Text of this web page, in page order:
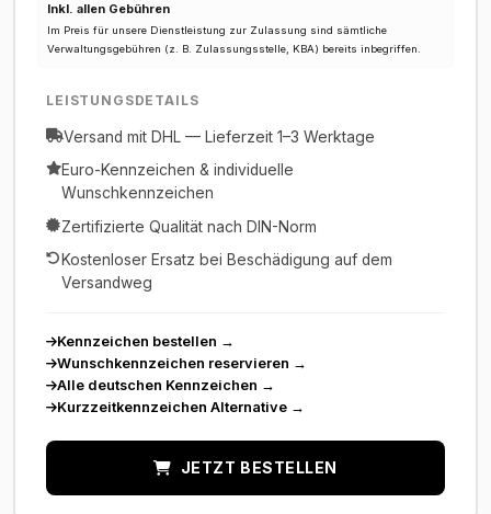
Inkl. allen Gebühren
Im Preis für unsere Dienstleistung zur Zulassung sind sämtliche
Verwaltungsgebühren (z. B. Zulassungsstelle, KBA) bereits inbegriffen.
LEISTUNGSDETAILS
Versand mit DHL — Lieferzeit 1–3 Werktage
Euro-Kennzeichen & individuelle
Wunschkennzeichen
Zertifizierte Qualität nach DIN-Norm
Kostenloser Ersatz bei Beschädigung auf dem
Versandweg
Kennzeichen bestellen →
Wunschkennzeichen reservieren →
Alle deutschen Kennzeichen →
Kurzzeitkennzeichen Alternative →
JETZT BESTELLEN